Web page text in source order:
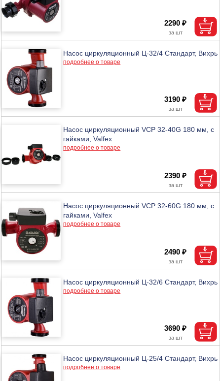
2290 ₽
Насос циркуляционный Ц-32/4 Стандарт, Вихрь
подробнее о товаре
3190 ₽
Насос циркуляционный VCP 32-40G 180 мм, с
гайками, Valfex
подробнее о товаре
2390 ₽
Насос циркуляционный VCP 32-60G 180 мм, с
гайками, Valfex
подробнее о товаре
2490 ₽
Насос циркуляционный Ц-32/6 Стандарт, Вихрь
подробнее о товаре
3690 ₽
Насос циркуляционный Ц-25/4 Стандарт, Вихрь
подробнее о товаре